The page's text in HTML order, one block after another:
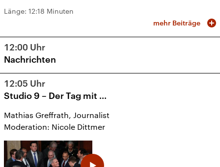
Länge: 12:18 Minuten
mehr Beiträge
12:00 Uhr
Nachrichten
12:05 Uhr
Studio 9 – Der Tag mit ...
Mathias Greffrath, Journalist
Moderation: Nicole Dittmer